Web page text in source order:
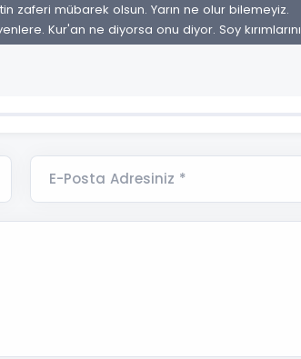
zaferi mübarek olsun. Yarın ne olur bilemeyiz.
Kur'an ne diyorsa onu diyor. Soy kırımlarını
E-Posta Adresiniz *